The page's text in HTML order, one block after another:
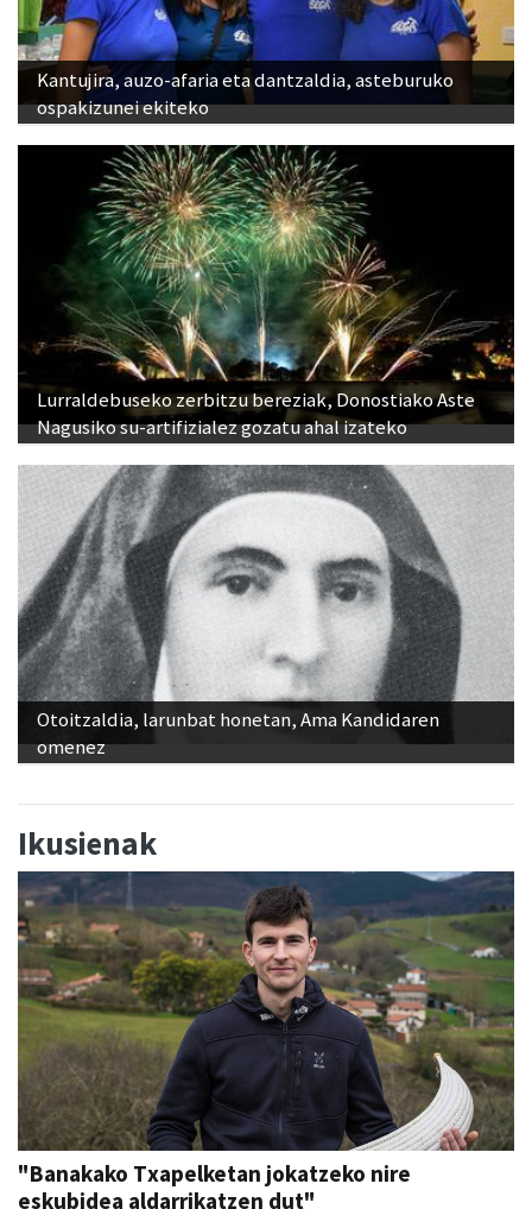
Kantujira, auzo-afaria eta dantzaldia, asteburuko
ospakizunei ekiteko
Lurraldebuseko zerbitzu bereziak, Donostiako Aste
Nagusiko su-artifizialez gozatu ahal izateko
Otoitzaldia, larunbat honetan, Ama Kandidaren
omenez
Ikusienak
"Banakako Txapelketan jokatzeko nire
eskubidea aldarrikatzen dut"